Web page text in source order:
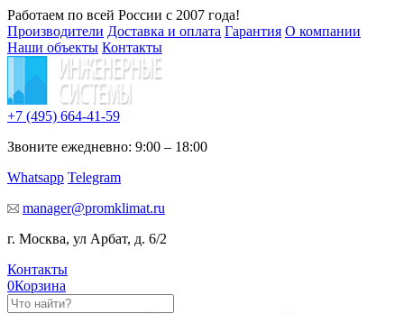
Работаем по всей России с 2007 года!
Производители Доставка и оплата Гарантия О компании
Наши объекты Контакты
+7 (495) 664-41-59
Звоните ежедневно: 9:00 – 18:00
Whatsapp Telegram
manager@promklimat.ru
г. Москва, ул Арбат, д. 6/2
Контакты
0Корзина